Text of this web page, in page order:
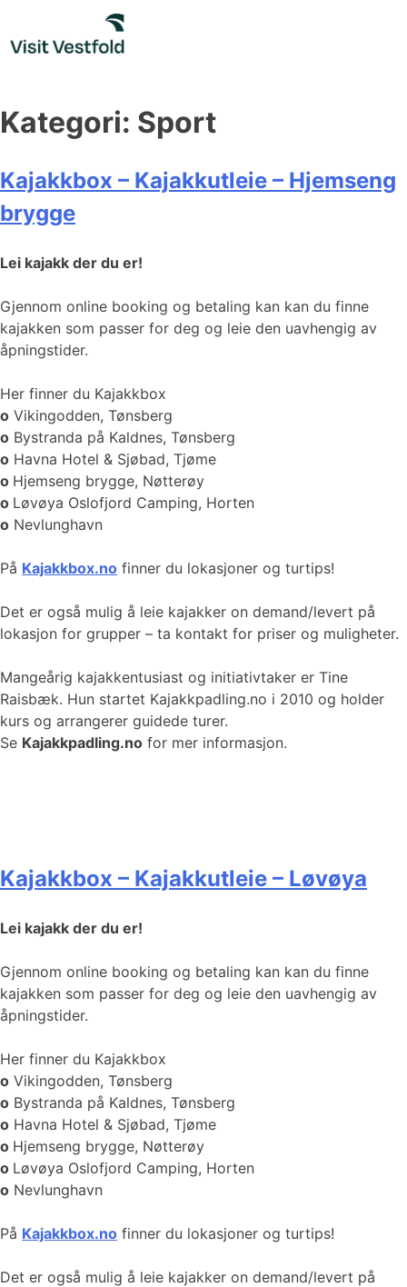
content
Kategori: Sport
Kajakkbox – Kajakkutleie – Hjemseng
brygge
Lei kajakk der du er!
Gjennom online booking og betaling kan kan du finne
kajakken som passer for deg og leie den uavhengig av
åpningstider.
Her finner du Kajakkbox
o Vikingodden, Tønsberg
o Bystranda på Kaldnes, Tønsberg
o Havna Hotel & Sjøbad, Tjøme
o Hjemseng brygge, Nøtterøy
o Løvøya Oslofjord Camping, Horten
o Nevlunghavn
På Kajakkbox.no finner du lokasjoner og turtips!
Det er også mulig å leie kajakker on demand/levert på
lokasjon for grupper – ta kontakt for priser og muligheter.
Mangeårig kajakkentusiast og initiativtaker er Tine
Raisbæk. Hun startet Kajakkpadling.no i 2010 og holder
kurs og arrangerer guidede turer.
Se Kajakkpadling.no for mer informasjon.
Kajakkbox – Kajakkutleie – Løvøya
Lei kajakk der du er!
Gjennom online booking og betaling kan kan du finne
kajakken som passer for deg og leie den uavhengig av
åpningstider.
Her finner du Kajakkbox
o Vikingodden, Tønsberg
o Bystranda på Kaldnes, Tønsberg
o Havna Hotel & Sjøbad, Tjøme
o Hjemseng brygge, Nøtterøy
o Løvøya Oslofjord Camping, Horten
o Nevlunghavn
På Kajakkbox.no finner du lokasjoner og turtips!
Det er også mulig å leie kajakker on demand/levert på